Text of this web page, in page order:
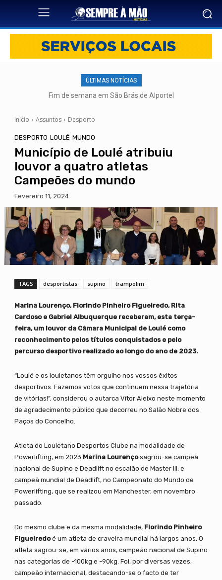
ÚLTIMAS NOTÍCIAS
Fim de semana em São Brás de Alportel
Início Assuntos Desporto
DESPORTO LOULÉ MUNDO
Município de Loulé atribuiu
louvor a quatro atletas
Campeões do mundo
Fevereiro 11, 2024
TAGS desportistas supino trampolim
Marina Lourenço, Florindo Pinheiro Figueiredo, Rita
Cardoso e Gabriel Albuquerque receberam, esta terça-
feira, um louvor da Câmara Municipal de Loulé como
reconhecimento pelos títulos conquistados e pelo
percurso desportivo realizado ao longo do ano de 2023.
“Loulé e os louletanos têm orgulho nos vossos êxitos
desportivos. Fazemos votos que continuem nessa trajetória
de vitórias!”, considerou o autarca Vítor Aleixo neste momento
de agradecimento público que decorreu no Salão Nobre dos
Paços do Concelho.
Atleta do Louletano Desportos Clube na modalidade de
Powerlifting, em 2023 Marina Lourençosagrou-se campeã
nacional de Supino e Deadlift no escalão de Master III, e
campeã mundial de Deadlift, no Campeonato do Mundo de
Powerlifting, que se realizou em Manchester, em novembro
passado.
Do mesmo clube e da mesma modalidade, Florindo Pinheiro
Figueiredoé um atleta de craveira mundial há largos anos. O
atleta sagrou-se, em vários anos, campeão nacional de Supino
nas categorias de -100kg e -90kg. Foi, por diversas vezes,
campeão internacional, destacando-se o facto de ter